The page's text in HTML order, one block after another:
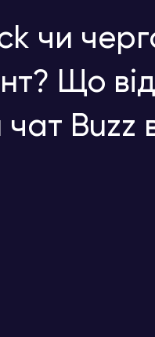
чи
Що
Buzz